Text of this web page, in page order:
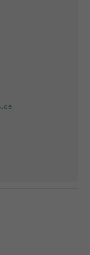
adipiscing
massa.
Donec